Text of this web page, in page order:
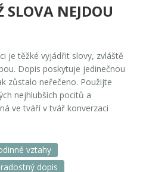
SLOVA NEJDOU
je těžké vyjádřit slovy, zvláště
Dopis poskytuje jedinečnou
zůstalo neřečeno. Použijte
nejhlubších pocitů a
ve tváří v tvář konverzaci
vztahy
radostný dopis